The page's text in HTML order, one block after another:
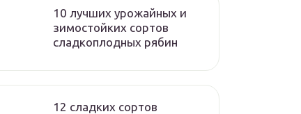
10 лучших урожайных и
зимостойких сортов
сладкоплодных рябин
12 сладких сортов